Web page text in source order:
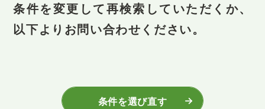
条件を変更して再検索していただくか、
以下よりお問い合わせください。
条件を選び直す